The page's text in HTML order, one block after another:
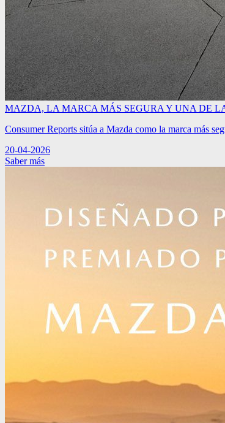
MAZDA, LA MARCA MÁS SEGURA Y UNA DE
Consumer Reports sitúa a Mazda como la marca más
20-04-2026
Saber más